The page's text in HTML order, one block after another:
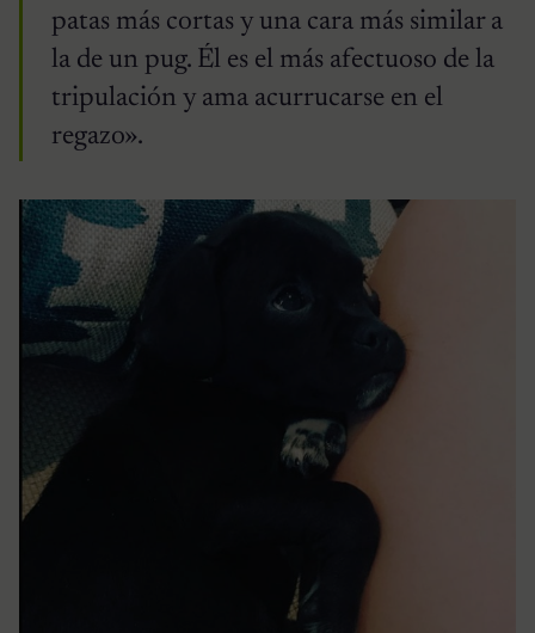
patas más cortas y una cara más similar a
la de un pug. Él es el más afectuoso de la
tripulación y ama acurrucarse en el
regazo».